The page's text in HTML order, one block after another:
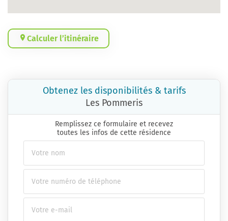
Calculer l’itinéraire
Obtenez les disponibilités & tarifs
Les Pommeris
Remplissez ce formulaire et recevez
toutes les infos de cette résidence